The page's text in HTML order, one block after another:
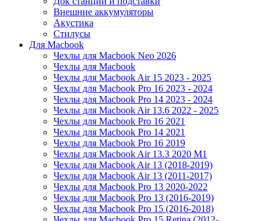
Внешние аккумуляторы
Акустика
Стилусы
Для Macbook
Чехлы для Macbook Neo 2026
Чехлы для Macbook
Чехлы для Macbook Air 15 2023 - 2025
Чехлы для Macbook Pro 16 2023 - 2024
Чехлы для Macbook Pro 14 2023 - 2024
Чехлы для Macbook Air 13.6 2022 - 2025
Чехлы для Macbook Pro 16 2021
Чехлы для Macbook Pro 14 2021
Чехлы для Macbook Pro 16 2019
Чехлы для Macbook Air 13.3 2020 M1
Чехлы для Macbook Air 13 (2018-2019)
Чехлы для Macbook Air 13 (2011-2017)
Чехлы для Macbook Pro 13 2020-2022
Чехлы для Macbook Pro 13 (2016-2019)
Чехлы для Macbook Pro 15 (2016-2018)